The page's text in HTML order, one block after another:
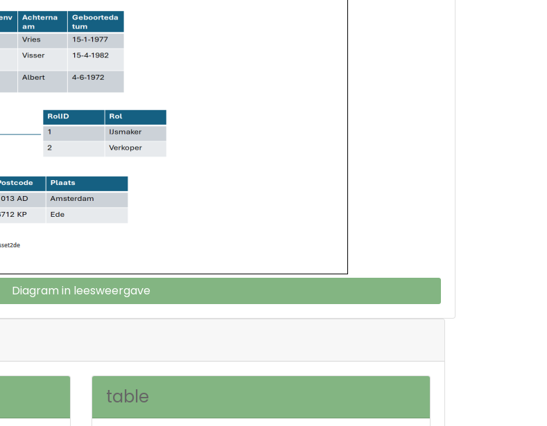
Diagram in leesweergave
table